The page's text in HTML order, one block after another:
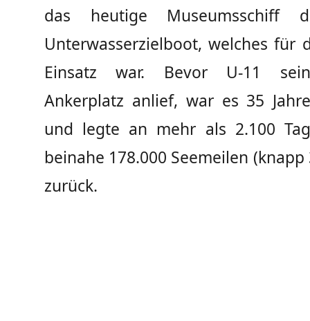
das heutige Museumsschiff
Unterwasserzielboot, welches für
Einsatz war. Bevor U-11
Ankerplatz anlief, war es 35
und legte an mehr als 2.100
beinahe 178.000 Seemeilen (knapp
zurück.